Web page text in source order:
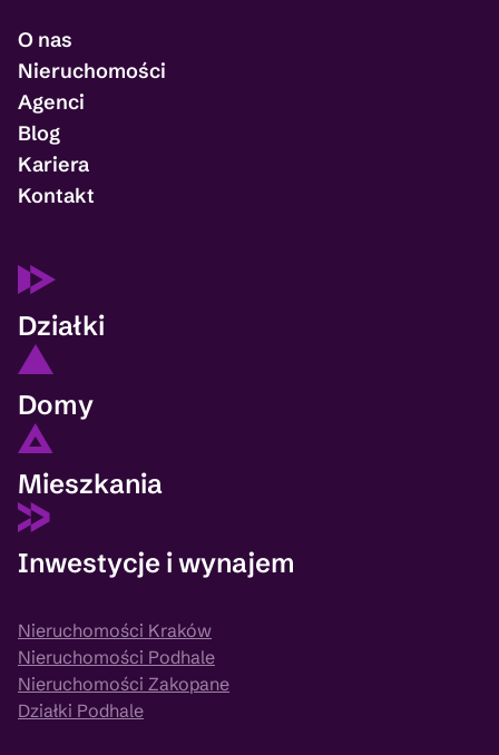
O nas
Nieruchomości
Agenci
Blog
Kariera
Kontakt
Działki
Domy
Mieszkania
Inwestycje i wynajem
Nieruchomości Kraków
Nieruchomości Podhale
Nieruchomości Zakopane
Działki Podhale